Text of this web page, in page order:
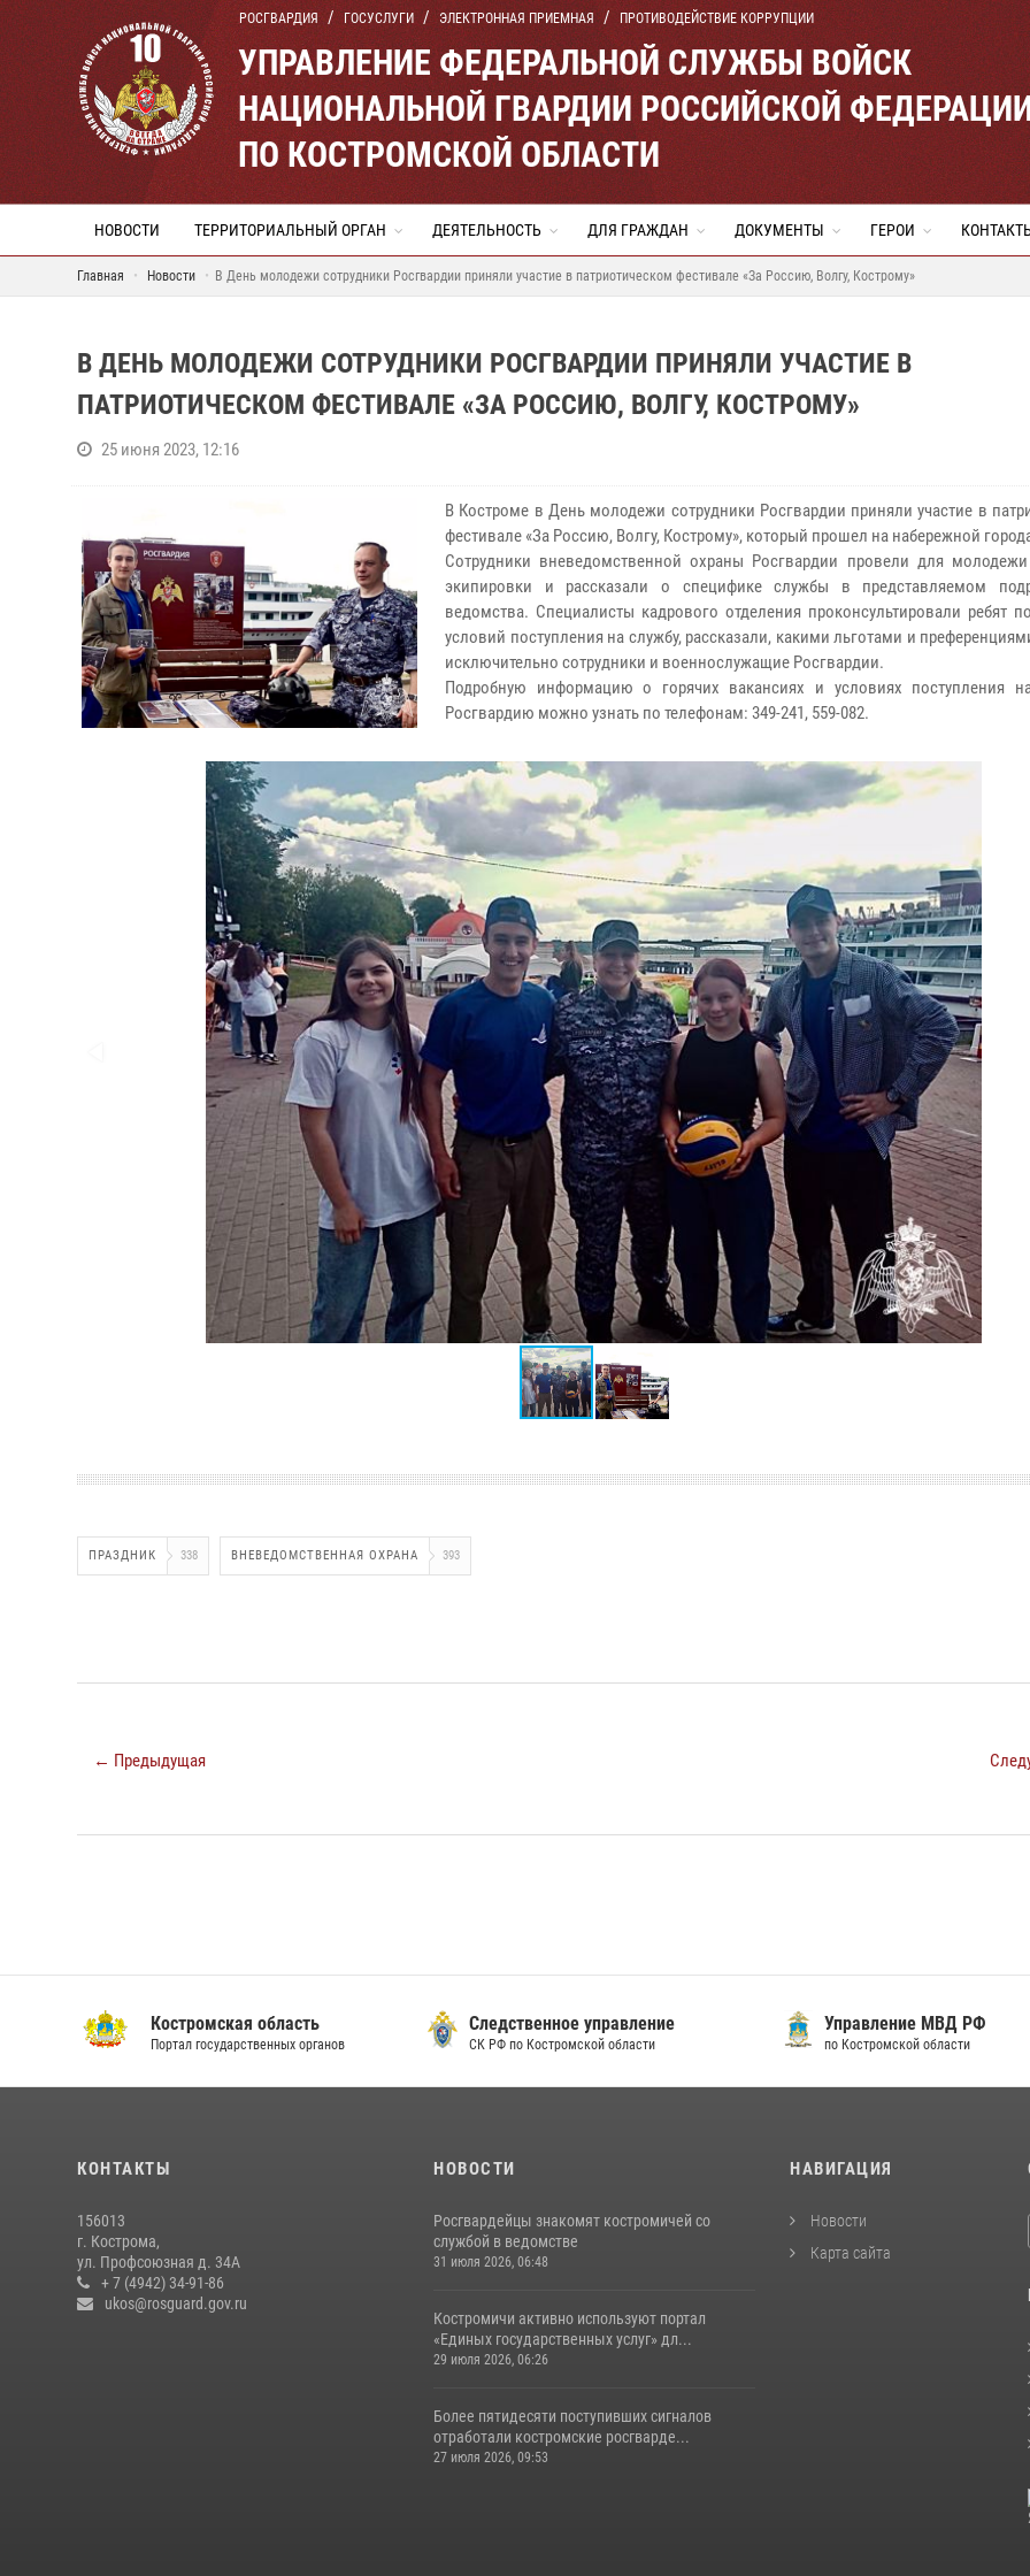
РОСГВАРДИЯ ГОСУСЛУГИ ЭЛЕКТРОННАЯ ПРИЕМНАЯ ПРОТИВОДЕЙСТВИЕ КОРРУПЦИИ
УПРАВЛЕНИЕ ФЕДЕРАЛЬНОЙ СЛУЖБЫ ВОЙСК
НАЦИОНАЛЬНОЙ ГВАРДИИ РОССИЙСКОЙ
ПО КОСТРОМСКОЙ ОБЛАСТИ
НОВОСТИ ТЕРРИТОРИАЛЬНЫЙ ОРГАН ДЕЯТЕЛЬНОСТЬ ДЛЯ ГРАЖДАН ДОКУМЕНТЫ ГЕРОИ
Главная Новости В День молодежи сотрудники Росгвардии приняли участие в патриотическом фестивале «За Россию, Волгу, Кострому»
В ДЕНЬ МОЛОДЕЖИ СОТРУДНИКИ РОСГВАРДИИ ПРИНЯЛИ УЧАСТИЕ В
ПАТРИОТИЧЕСКОМ ФЕСТИВАЛЕ «ЗА РОССИЮ, ВОЛГУ, КОСТРОМУ»
25 июня 2023, 12:16
В Костроме в День молодежи сотрудники Росгвардии приняли участие в
фестивале «За Россию, Волгу, Кострому», который прошел на набережной
Сотрудники вневедомственной охраны Росгвардии провели для
экипировки и рассказали о специфике службы в представляемом
ведомства. Специалисты кадрового отделения проконсультировали ребят
условий поступления на службу, рассказали, какими льготами и
исключительно сотрудники и военнослужащие Росгвардии.
Подробную информацию о горячих вакансиях и условиях поступления
Росгвардию можно узнать по телефонам: 349-241, 559-082.
ПРАЗДНИК 338 ВНЕВЕДОМСТВЕННАЯ ОХРАНА 393
← Предыдущая
Костромская область
Портал государственных органов
Следственное управление
СК РФ по Костромской области
Управление МВД РФ
по Костромской области
КОНТАКТЫ
156013
г. Кострома,
ул. Профсоюзная д. 34А
+ 7 (4942) 34-91-86
ukos@rosguard.gov.ru
НОВОСТИ
Росгвардейцы знакомят костромичей со
службой в ведомстве
31 июля 2026, 06:48
Костромичи активно используют портал
«Единых государственных услуг» дл...
29 июля 2026, 06:26
Более пятидесяти поступивших сигналов
отработали костромские росгварде...
27 июля 2026, 09:53
НАВИГАЦИЯ
Новости
Карта сайта